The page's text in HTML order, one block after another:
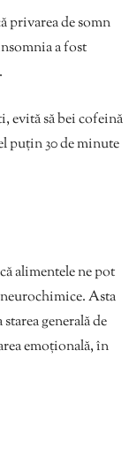
privarea de somn
a fost
evită să bei cofeină
puțin 30 de minute
alimentele ne pot
neurochimice. Asta
generală de
emoțională, în